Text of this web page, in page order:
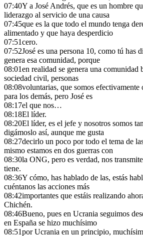
07:40Y a José Andrés, que es un hombre
liderazgo al servicio de una causa
07:45que es la que todo el mundo tenga
alimentado y que haya desperdicio
07:51cero.
07:52José es una persona 10, como tú has
genera esa comunidad, porque
08:01en realidad se genera una comunidad
sociedad civil, personas
08:08voluntarias, que somos efectivamente
para los demás, pero José es
08:17el que nos…
08:18El líder.
08:20El líder, es el jefe y nosotros somos
digámoslo así, aunque me gusta
08:27decirlo un poco por todo el tema de
mismo estamos en dos guerras con
08:30la ONG, pero es verdad, nos
tiene.
08:36Y cómo, has hablado de las, estás
cuéntanos las acciones más
08:42importantes que estáis realizando
Chichén.
08:46Bueno, pues en Ucrania seguimos
en España se hizo muchísimo
08:51por Ucrania en un principio,